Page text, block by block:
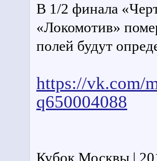
В 1/2 финала
«Локомотив»
полей будут
https://vk.com/
q650004088
Кубок Москвы |